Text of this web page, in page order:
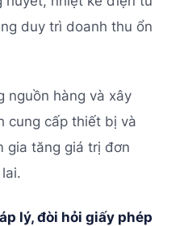
duy trì doanh thu ổn
nguồn hàng và xây
cung cấp thiết bị và
gia tăng giá trị đơn
lý, đòi hỏi giấy phép